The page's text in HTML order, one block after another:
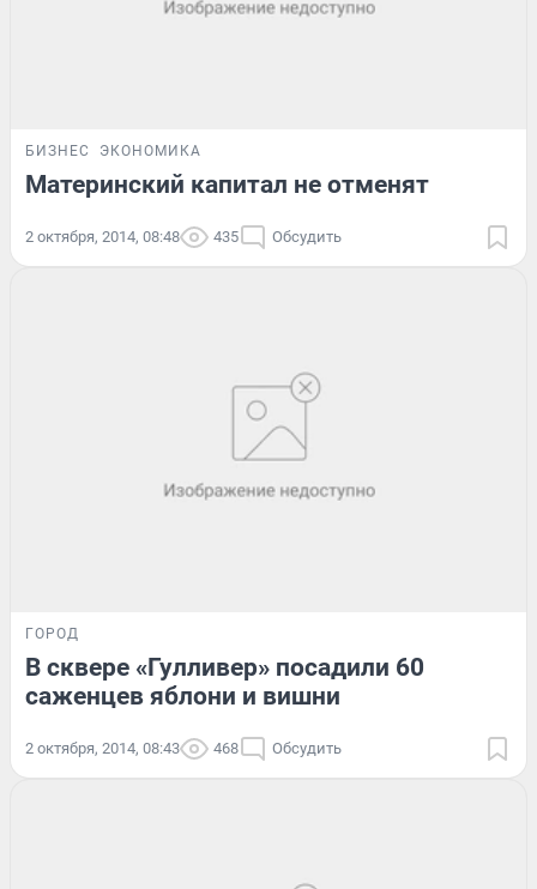
БИЗНЕС ЭКОНОМИКА
Материнский капитал не отменят
2 октября, 2014, 08:48 435 Обсудить
ГОРОД
В сквере «Гулливер» посадили 60
саженцев яблони и вишни
2 октября, 2014, 08:43 468 Обсудить